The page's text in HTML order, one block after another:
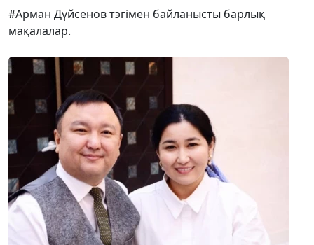
#Арман Дүйсенов тэгімен байланысты барлық
мақалалар.